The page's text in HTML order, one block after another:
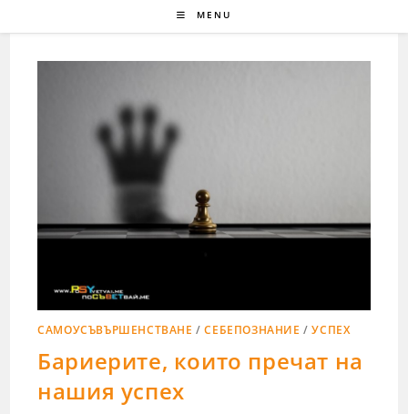
MENU
САМОУСЪВЪРШЕНСТВАНЕ /СЕБЕПОЗНАНИЕ /УСПЕХ
Бариерите, които пречат на
нашия успех